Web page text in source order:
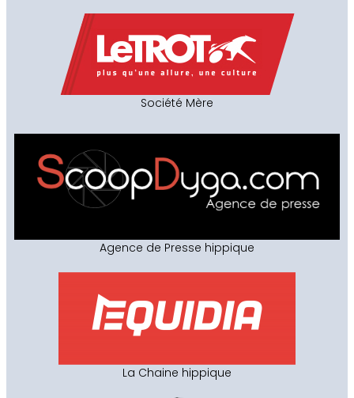
Société Mère
Agence de Presse hippique
La Chaine hippique